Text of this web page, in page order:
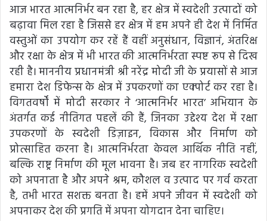
आज भारत आत्मनिर्भर बन रहा है, हर क्षेत्र में स्वदेशी उत्पादों को
बढ़ावा मिल रहा है जिससे हर क्षेत्र में हम अपने ही देश में निर्मित
वस्तुओं का उपयोग कर रहें हैं वहीं अनुसंधान, विज्ञानं, अंतरिक्ष
और रक्षा के क्षेत्र में भी भारत की आत्मनिर्भरता स्पष्ट रूप से दिख
रही है। माननीय प्रधानमंत्री श्री नरेंद्र मोदी जी के प्रयासों से आज
हमारा देश डिफेन्स के क्षेत्र में उपकरणों का एक्पोर्ट कर रहा है।
विगतवर्षों में मोदी सरकार ने ‘आत्मनिर्भर भारत’ अभियान के
अंतर्गत कई नीतिगत पहलें की हैं, जिनका उद्देश्य देश में रक्षा
उपकरणों के स्वदेशी डिज़ाइन, विकास और निर्माण को
प्रोत्साहित करना है। आत्मनिर्भरता केवल आर्थिक नीति नहीं,
बल्कि राष्ट्र निर्माण की मूल भावना है। जब हर नागरिक स्वदेशी
को अपनाता है और अपने श्रम, कौशल व उत्पाद पर गर्व करता
है, तभी भारत सशक्त बनता है। हमें अपने जीवन में स्वदेशी को
अपनाकर देश की प्रगति में अपना योगदान देना चाहिए।